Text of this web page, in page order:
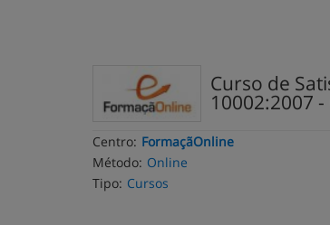
Curso de
10002:2007
Centro: FormaçãOnline
Método: Online
Tipo: Cursos